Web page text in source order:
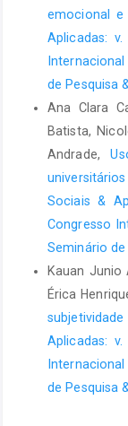
emocional
Aplicadas:
de Pesquisa
Ana Clara
Batista,
Andrade,
Sociais &
Congresso
Seminário
Kauan Junio
Érica
Aplicadas:
de Pesquisa